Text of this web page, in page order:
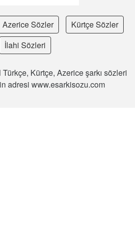
Azerice Sözler
Kürtçe Sözler
İlahi Sözleri
Kürtçe, Azerice şarkı sözleri
adresi www.esarkisozu.com